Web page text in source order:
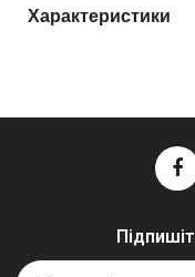
Характеристики